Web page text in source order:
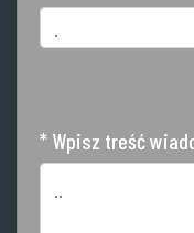
* Wpisz treść